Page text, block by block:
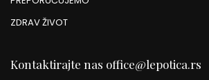
ZDRAV ŽIVOT
Kontaktirajte nas office@lepotica.rs